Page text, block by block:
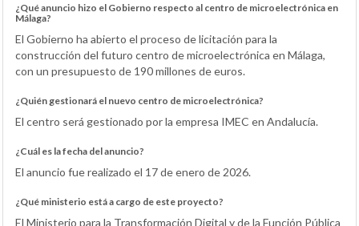
¿Qué anuncio hizo el Gobierno respecto al centro de microelectrónica en
Málaga?
El Gobierno ha abierto el proceso de licitación para la
construcción del futuro centro de microelectrónica en Málaga,
con un presupuesto de 190 millones de euros.
¿Quién gestionará el nuevo centro de microelectrónica?
El centro será gestionado por la empresa IMEC en Andalucía.
¿Cuál es la fecha del anuncio?
El anuncio fue realizado el 17 de enero de 2026.
¿Qué ministerio está a cargo de este proyecto?
El Ministerio para la Transformación Digital y de la Función Pública